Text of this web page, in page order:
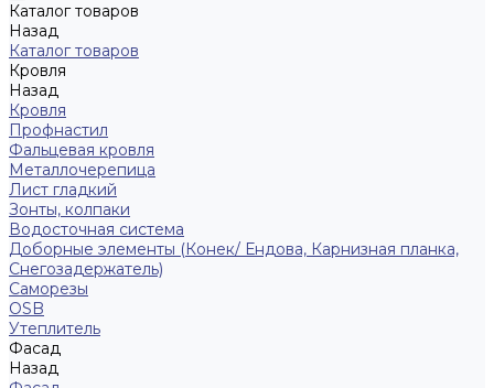
Каталог товаров
Назад
Каталог товаров
Кровля
Назад
Кровля
Профнастил
Фальцевая кровля
Металлочерепица
Лист гладкий
Зонты, колпаки
Водосточная система
Доборные элементы (Конек/ Ендова, Карнизная планка,
Снегозадержатель)
Саморезы
ОSB
Утеплитель
Фасад
Назад